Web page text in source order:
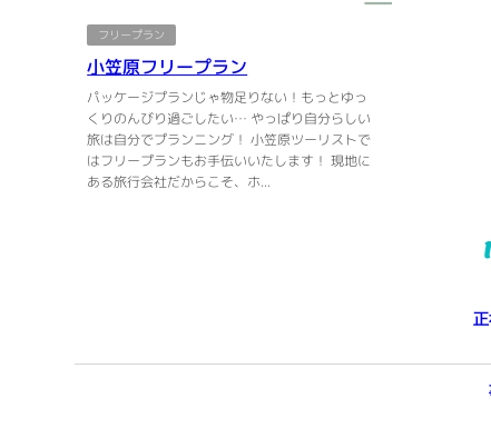
フリープラン
小笠原フリープラン
パッケージプランじゃ物足りない！もっとゆっ
くりのんびり過ごしたい… やっぱり自分らしい
旅は自分でプランニング！ 小笠原ツーリストで
はフリープランもお手伝いいたします！ 現地に
ある旅行会社だからこそ、ホ...